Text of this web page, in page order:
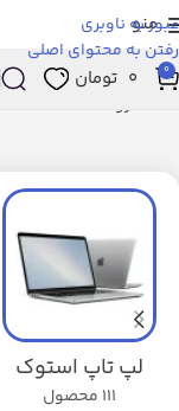
عبور به ناوبری
رفتن به محتوای اصلی
منو
0 ۰ تومان
فروشگاه
لپ تاپ استوک
111 محصول